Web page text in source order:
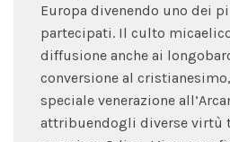
Europa divenendo uno dei
partecipati. Il culto
diffusione anche ai
conversione al
speciale venerazione
attribuendogli diverse virtù